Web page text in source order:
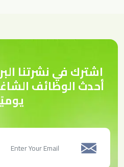
اشترك في نشرتنا
أحدث الوظائف